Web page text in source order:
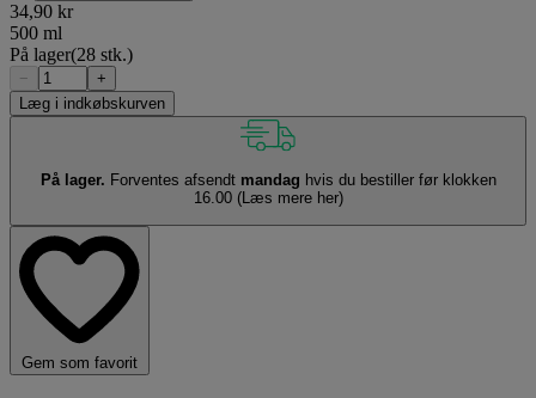
34,90 kr
500 ml
På lager(28 stk.)
−
+
Læg i indkøbskurven
På lager. Forventes afsendt mandag hvis du bestiller før klokken
16.00 (Læs mere her)
Gem som favorit